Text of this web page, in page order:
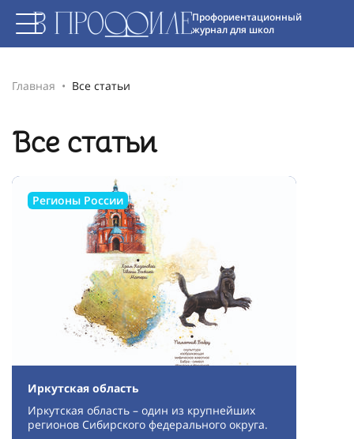
Профориентационный
журнал для школ
Главная Все статьи
Все статьи
Регионы России
Иркутская область
Иркутская область – один из крупнейших
регионов Сибирского федерального округа.